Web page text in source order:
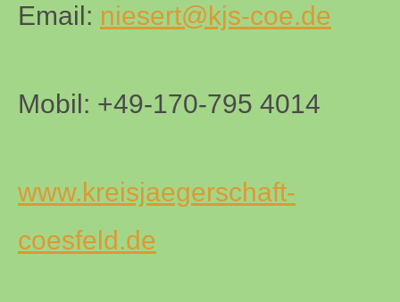
Email: niesert@kjs-coe.de
Mobil: +49-170-795 4014
www.kreisjaegerschaft-
coesfeld.de